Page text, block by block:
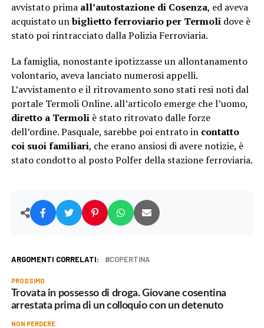
avvistato prima all’autostazione di Cosenza, ed aveva
acquistato unbiglietto ferroviario per Termolidove è
stato poi rintracciato dalla Polizia Ferroviaria.
La famiglia, nonostante ipotizzasse un allontanamento
volontario, aveva lanciato numerosi appelli.
L’avvistamento e il ritrovamento sono stati resi noti dal
portale Termoli Online. all’articolo emerge che l’uomo,
diretto a Termoliè stato ritrovato dalle forze
dell’ordine. Pasquale, sarebbe poi entrato in contatto
coi suoi familiari, che erano ansiosi di avere notizie, è
stato condotto al posto Polfer della stazione ferroviaria.
ARGOMENTI CORRELATI: COPERTINA
PROSSIMO
Trovata in possesso di droga. Giovane cosentina
arrestata prima di un colloquio con un detenuto
NON PERDERE